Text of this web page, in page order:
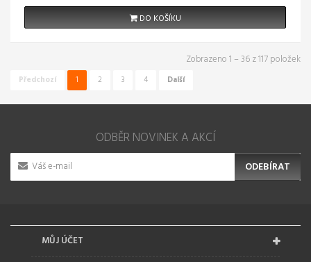
DO KOŠÍKU
Zobrazeno 1 – 36 z 117 položek
Předchozí 1 2 3 4 Další
ODBĚR NOVINEK A AKCÍ
ODEBÍRAT
MŮJ ÚČET